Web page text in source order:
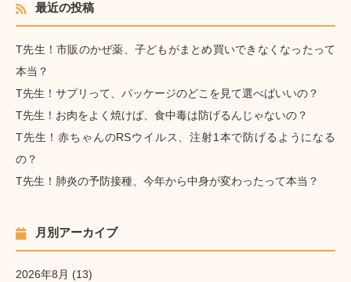
最近の投稿
T先生！市販のかぜ薬、子どもがまとめ買いできなくなったって
本当？
T先生！サプリって、パッケージのどこを見て選べばいいの？
T先生！お肉をよく焼けば、食中毒は防げるんじゃないの？
T先生！赤ちゃんのRSウイルス、注射1本で防げるようになる
の？
T先生！肺炎の予防接種、今年から中身が変わったって本当？
月別アーカイブ
2026年8月 (13)